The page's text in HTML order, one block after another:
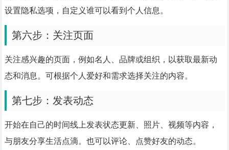
设置隐私选项，自定义谁可以看到个人信息。
第六步：关注页面
关注感兴趣的页面，例如名人、品牌或组织，以获取最新动
态和消息。可根据个人爱好和需求选择关注的内容。
第七步：发表动态
开始在自己的时间线上发表状态更新、照片、视频等内容，
与朋友分享生活点滴。也可以评论、点赞好友的动态。